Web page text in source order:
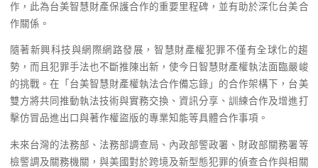
作，此為台美智慧財產保護合作的重要里程碑，並有助於深化台美合
作關係。
隨著新興科技與網際網路發展，智慧財產權犯罪不僅有全球化的趨
勢，而且犯罪手法也不斷推陳出新，使今日智慧財產權執法面臨嚴峻
的挑戰。在「台美智慧財產權執法合作備忘錄」的合作架構下，台美
雙方將共同推動執法技術與實務交換、資訊分享、訓練合作及增進打
擊仿冒品進出口與著作權盜版的專業知能等具體合作事項。
未來台灣的法務部、法務部調查局、內政部警政署、財政部關務署等
檢警調及關務機關，與美國對於跨境及新型態犯罪的偵查合作與相關